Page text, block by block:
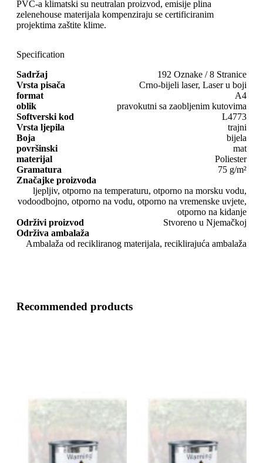
PVC-a klimatski su neutralan proizvod, emisije plina
zelenehouse materijala kompenziraju se certificiranim
projektima zaštite klime.
Specification
Sadržaj
192 Oznake / 8 Stranice
Vrsta pisača
Crno-bijeli laser, Laser u boji
format
A4
oblik
pravokutni sa zaobljenim kutovima
Softverski kod
L4773
Vrsta ljepila
trajni
Boja
bijela
površinski
mat
materijal
Poliester
Gramatura
75 g/m²
Značajke proizvoda
ljepljiv, otporno na temperaturu, otporno na morsku vodu,
vodoodbojno, otporno na vodu, otporno na vremenske uvjete,
otporno na kidanje
Održivi proizvod
Stvoreno u Njemačkoj
Održiva ambalaža
Ambalaža od recikliranog materijala, reciklirajuća ambalaža
Recommended products